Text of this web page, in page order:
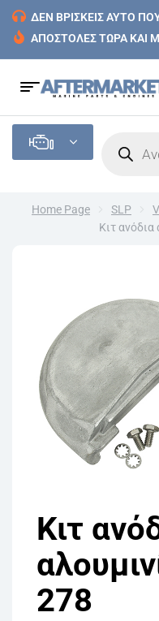
ΔΕΝ ΒΡΙΣΚΕΙΣ ΑΥΤΟ
ΑΠΟΣΤΟΛΕΣ ΤΩΡΑ ΚΑΙ
Home Page SLP
Κιτ ανόδια
Κιτ
278